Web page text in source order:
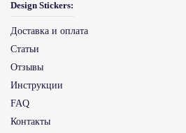
Design Stickers:
Доставка и оплата
Статьи
Отзывы
Инструкции
FAQ
Контакты